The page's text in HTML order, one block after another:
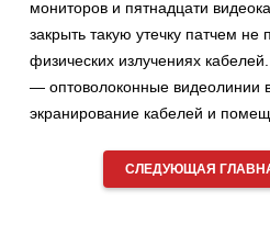
мониторов и пятнадцати
закрыть такую утечку патчем не
физических излучениях
— оптоволоконные видеолинии
экранирование кабелей и
СЛЕДУЮЩАЯ